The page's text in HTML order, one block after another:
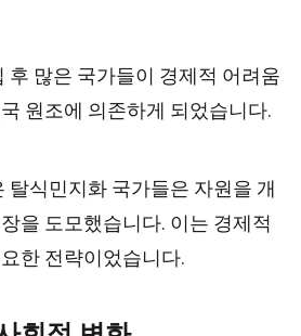
후 많은 국가들이 경제적 어려움
원조에 의존하게 되었습니다.
탈식민지화 국가들은 자원을 개
을 도모했습니다. 이는 경제적
한 전략이었습니다.